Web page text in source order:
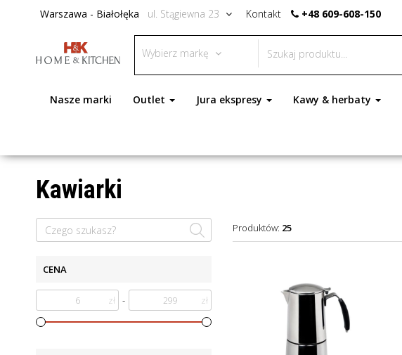
Warszawa - Białołęka ul. Stągiewna 23 Kontakt +48 609-608-150
Wybierz markę
Nasze marki Outlet Jura ekspresy Kawy & herbaty
Kawiarki
CENA
zł - zł
Produktów: 25